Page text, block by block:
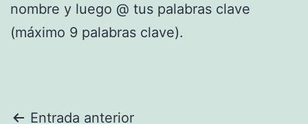
nombre y luego @ tus palabras clave
(máximo 9 palabras clave).
Entrada anterior